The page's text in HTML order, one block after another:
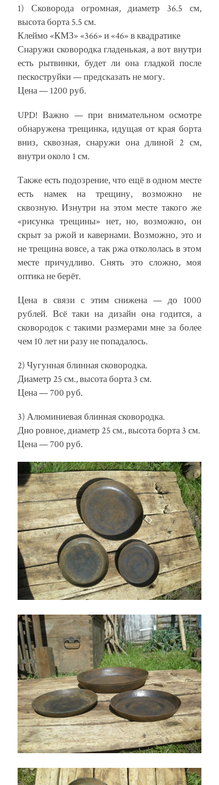
1) Сковорода огромная, диаметр 36.5 см,
высота борта 5.5 см.
Клеймо «КМЗ» «366» и «46» в квадратике
Снаружи сковородка гладенькая, а вот внутри
есть рытвинки, будет ли она гладкой после
пескоструйки — предсказать не могу.
Цена — 1200 руб.
UPD! Важно — при внимательном осмотре
обнаружена трещинка, идущая от края борта
вниз, сквозная, снаружи она длиной 2 см,
внутри около 1 см.
Также есть подозрение, что ещё в одном месте
есть намек на трещину, возможно не
сквозную. Изнутри на этом месте такого же
«рисунка трещины» нет, но, возможно, он
скрыт за ржой и кавернами. Возможно, это и
не трещина вовсе, а так ржа откололась в этом
месте причудливо. Снять это сложно, моя
оптика не берёт.
Цена в связи с этим снижена — до 1000
рублей. Всё таки на дизайн она годится, а
сковородок с такими размерами мне за более
чем 10 лет ни разу не попадалось.
2) Чугунная блинная сковородка.
Диаметр 25 см., высота борта 3 см.
Цена — 700 руб.
3) Алюминиевая блинная сковородка.
Дно ровное, диаметр 25 см., высота борта 3 см.
Цена — 700 руб.